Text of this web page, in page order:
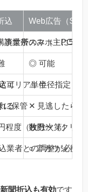
込 Web広告（
事業所
読世帯のみ（主に50代
スマホ・PC利
◎ 可能
可
エリア単位△ 半径指定（精
る
に保管 ✕ 見逃したら終
程度（枚数次第）
数円〜（クリッ
業者との調整が必要
○ アカウント作
聞折込も有効です